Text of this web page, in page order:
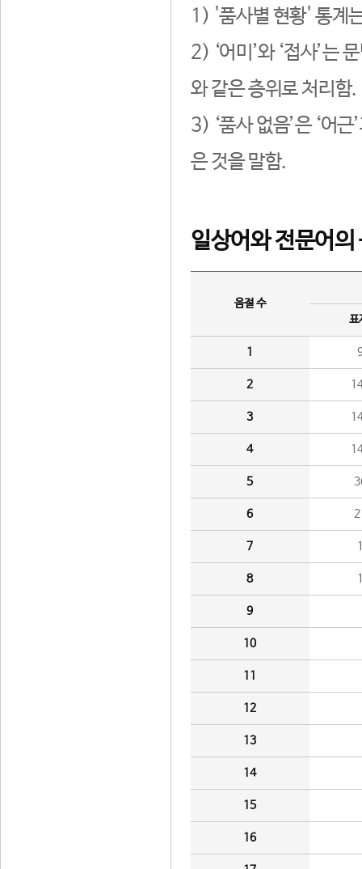
1) '품사별 현황' 통계
2) ‘어미’와 ‘접사’는
와 같은 층위로 처리함.
3) ‘품사 없음’은 ‘어
은 것을 말함.
일상어와 전문어의
음절 수
표
1
2
3
4
5
6
7
8
9
10
11
12
13
14
15
16